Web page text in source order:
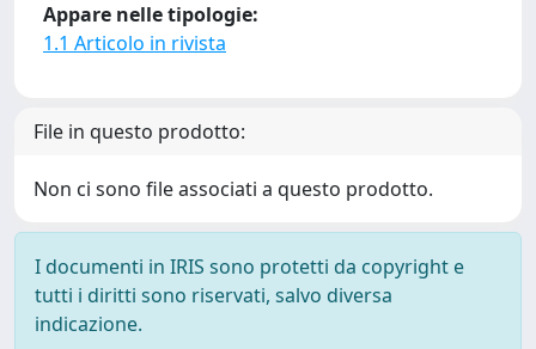
Appare nelle tipologie:
1.1 Articolo in rivista
File in questo prodotto:
Non ci sono file associati a questo prodotto.
I documenti in IRIS sono protetti da copyright e
tutti i diritti sono riservati, salvo diversa
indicazione.